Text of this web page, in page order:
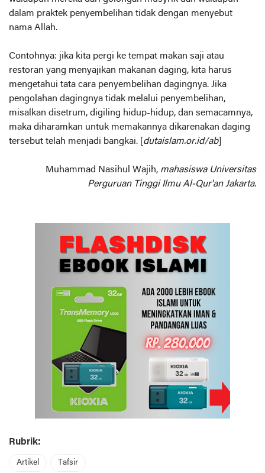
dalam praktek penyembelihan tidak dengan menyebut
nama Allah.
Contohnya: jika kita pergi ke tempat makan saji atau
restoran yang menyajikan makanan daging, kita harus
mengetahui tata cara penyembelihan dagingnya. Jika
pengolahan dagingnya tidak melalui penyembelihan,
misalkan disetrum, digiling hidup-hidup, dan semacamnya,
maka diharamkan untuk memakannya dikarenakan daging
tersebut telah menjadi bangkai. [ dutaislam.or.id/ab]
Muhammad Nasihul Wajih, mahasiswa Universitas
Perguruan Tinggi Ilmu Al-Qur'an Jakarta.
Rubrik:
Artikel Tafsir